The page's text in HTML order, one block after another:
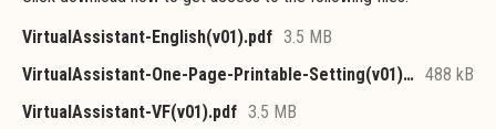
VirtualAssistant-English(v01).pdf 3.5 MB
VirtualAssistant-One-Page-Printable-Setting(v01).pdf 488 kB
VirtualAssistant-VF(v01).pdf 3.5 MB